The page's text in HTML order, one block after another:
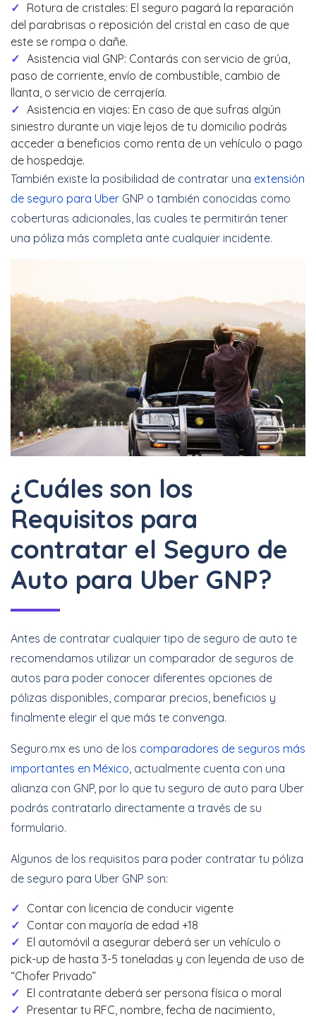
Rotura de cristales: El seguro pagará la reparación
del parabrisas o reposición del cristal en caso de que
este se rompa o dañe.
Asistencia vial GNP: Contarás con servicio de grúa,
paso de corriente, envío de combustible, cambio de
llanta, o servicio de cerrajería.
Asistencia en viajes: En caso de que sufras algún
siniestro durante un viaje lejos de tu domicilio podrás
acceder a beneficios como renta de un vehículo o pago
de hospedaje.
También existe la posibilidad de contratar una extensión
de seguro para Uber GNP o también conocidas como
coberturas adicionales, las cuales te permitirán tener
una póliza más completa ante cualquier incidente.
¿Cuáles son los
Requisitos para
contratar el Seguro de
Auto para Uber GNP?
Antes de contratar cualquier tipo de seguro de auto te
recomendamos utilizar un comparador de seguros de
autos para poder conocer diferentes opciones de
pólizas disponibles, comparar precios, beneficios y
finalmente elegir el que más te convenga.
Seguro.mx es uno de los comparadores de seguros más
importantes en México, actualmente cuenta con una
alianza con GNP, por lo que tu seguro de auto para Uber
podrás contratarlo directamente a través de su
formulario.
Algunos de los requisitos para poder contratar tu póliza
de seguro para Uber GNP son:
Contar con licencia de conducir vigente
Contar con mayoría de edad +18
El automóvil a asegurar deberá ser un vehículo o
pick-up de hasta 3-5 toneladas y con leyenda de uso de
“Chofer Privado”
El contratante deberá ser persona física o moral
Presentar tu RFC, nombre, fecha de nacimiento,